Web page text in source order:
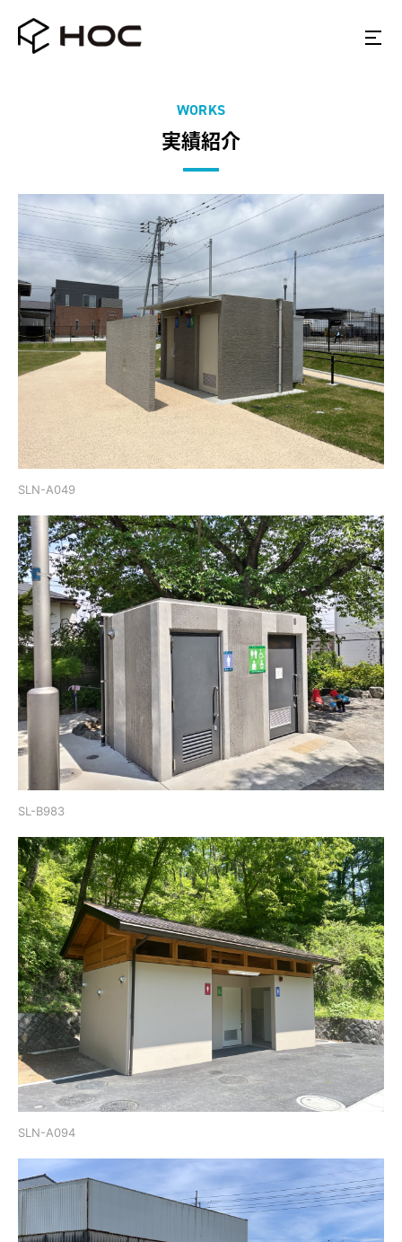
WORKS
実績紹介
SLN-A049
SL-B983
SLN-A094